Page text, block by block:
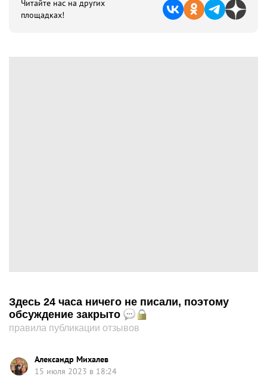
Читайте нас на других
площадках!
Здесь 24 часа ничего не писали, поэтому
обсуждение закрыто
правила публикации отзывов
Александр Михалев
15 июля 2023 в 18:24